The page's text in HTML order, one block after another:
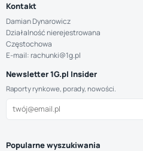
Kontakt
Damian Dynarowicz
Działalność nierejestrowana
Częstochowa
E-mail: rachunki@1g.pl
Newsletter 1G.pl Insider
Raporty rynkowe, porady, nowości.
Popularne wyszukiwania